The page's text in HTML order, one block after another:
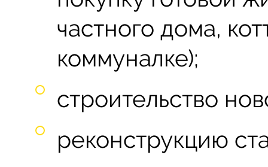
частного дома,
коммуналке);
строительство
реконструкцию